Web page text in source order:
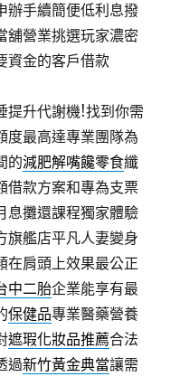
辦手續簡便低利息撥
舖營業挑選玩家濃密
資金的客戶借款
提升代謝機!找到你需
度最高達專業團隊為
的減肥解嘴饞零食纖
借款方案和專為支票
息攤還課程獨家體驗
旗艦店平凡人妻變身
在肩頭上效果最公正
中二胎企業能享有最
保健品專業醫藥營養
遮瑕化妝品推薦合法
過新竹黃金典當讓需